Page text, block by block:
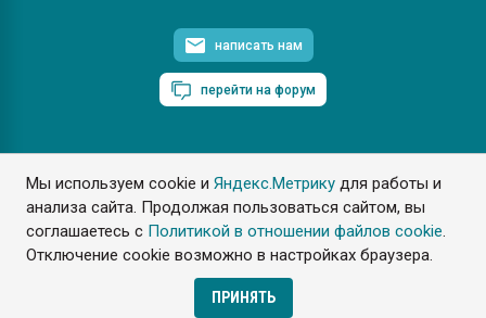
Мы используем cookie иЯндекс.Метрику для работы и
анализа сайта. Продолжая пользоваться сайтом, вы
соглашаетесь с Политикой в отношении файлов cookie.
Отключение cookie возможно в настройках браузера.
ПРИНЯТЬ
написать нам
перейти на форум
ПластЭксперт © 2006. Все права защищены
Разрешается копирование материалов сайта с обязательной
ссылкой на www.e-plastic.ru
Разработка сайта